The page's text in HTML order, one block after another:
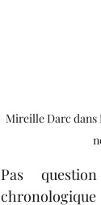
Mireille Darc dans
Pas